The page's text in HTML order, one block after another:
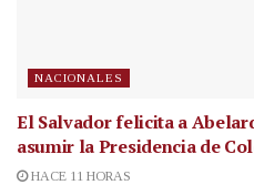
NACIONALES
El Salvador felicita a
asumir la Presidencia de
HACE 11 HORAS